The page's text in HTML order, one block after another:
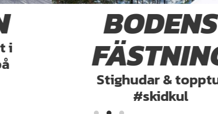
BODENS
FÄSTNING
Stighudar & topptur
#skidkul